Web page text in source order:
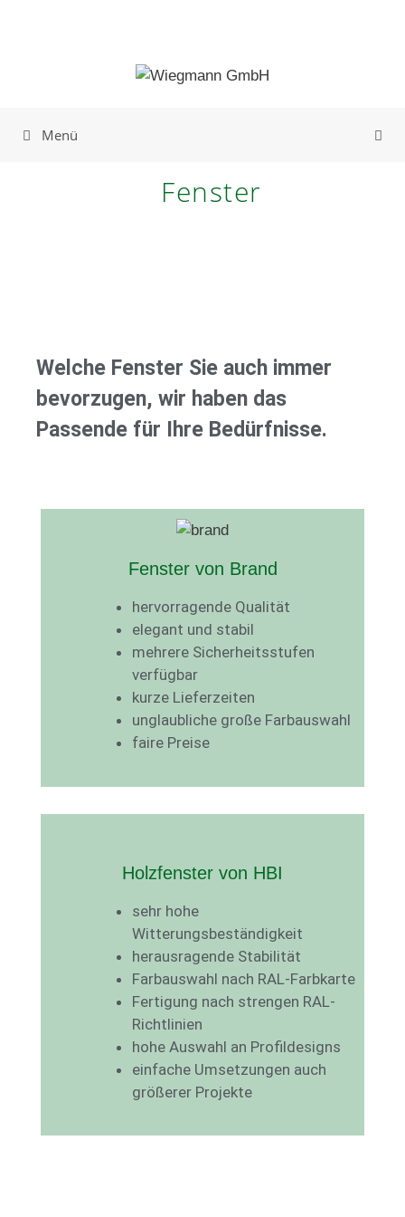
Menü
Fenster
Welche Fenster Sie auch immer
bevorzugen, wir haben das
Passende für Ihre Bedürfnisse.
Fenster von Brand
hervorragende Qualität
elegant und stabil
mehrere Sicherheitsstufen
verfügbar
kurze Lieferzeiten
unglaubliche große Farbauswahl
faire Preise
Holzfenster von HBI
sehr hohe
Witterungsbeständigkeit
herausragende Stabilität
Farbauswahl nach RAL-Farbkarte
Fertigung nach strengen RAL-
Richtlinien
hohe Auswahl an Profildesigns
einfache Umsetzungen auch
größerer Projekte